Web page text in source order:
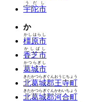
宇陀市
うだし
か
橿原市
かしはらし
香芝市
かしばし
葛城市
かつらぎし
北葛城郡王寺町
きたかつらぎぐんおうじちょう
北葛城郡河合町
きたかつらぎぐんかわいちょう